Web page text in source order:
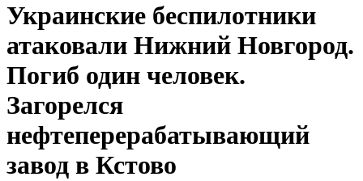
Украинские беспилотники
атаковали Нижний Новгород.
Погиб один человек.
Загорелся
нефтеперерабатывающий
завод в Кстово